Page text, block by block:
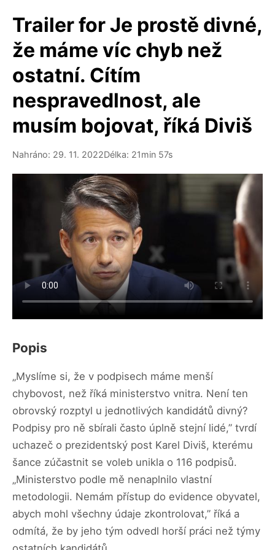
Trailer for Je prostě divné,
že máme víc chyb než
ostatní. Cítím
nespravedlnost, ale
musím bojovat, říká Diviš
Nahráno: 29. 11. 2022Délka: 21min 57s
Popis
„Myslíme si, že v podpisech máme menší
chybovost, než říká ministerstvo vnitra. Není ten
obrovský rozptyl u jednotlivých kandidátů divný?
Podpisy pro ně sbírali často úplně stejní lidé,” tvrdí
uchazeč o prezidentský post Karel Diviš, kterému
šance zúčastnit se voleb unikla o 116 podpisů.
„Ministerstvo podle mě nenaplnilo vlastní
metodologii. Nemám přístup do evidence obyvatel,
abych mohl všechny údaje zkontrolovat,” říká a
odmítá, že by jeho tým odvedl horší práci než týmy